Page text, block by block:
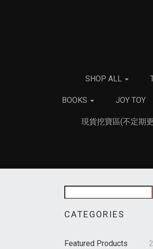
SHOP ALL
BOOKS JOY TOY
現貨挖寶區(不定期
CATEGORIES
Featured Products